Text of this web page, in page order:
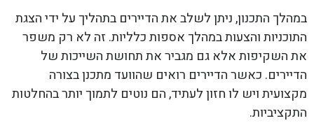
במהלך התכנון, ניתן לשלב את הדיירים בתהליך על ידי הצגת
התוכניות והצעות במהלך אספות כלליות. זה לא רק משפר
את השקיפות אלא גם מגביר את תחושת השייכות של
הדיירים. כאשר הדיירים רואים שהוועד מתכנן בצורה
מקצועית ויש לו חזון לעתיד, הם נוטים לתמוך יותר בהחלטות
התקציביות.